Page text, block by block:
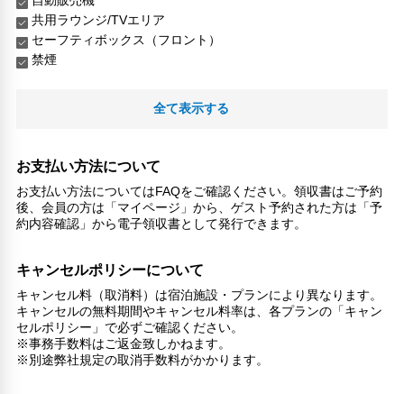
共用ラウンジ/TVエリア
セーフティボックス（フロント）
禁煙
全て表示する
お支払い方法について
お支払い方法についてはFAQをご確認ください。領収書はご予約
後、会員の方は「マイページ」から、ゲスト予約された方は「予
約内容確認」から電子領収書として発行できます。
キャンセルポリシーについて
キャンセル料（取消料）は宿泊施設・プランにより異なります。
キャンセルの無料期間やキャンセル料率は、各プランの「キャン
セルポリシー」で必ずご確認ください。
※事務手数料はご返金致しかねます。
※別途弊社規定の取消手数料がかかります。